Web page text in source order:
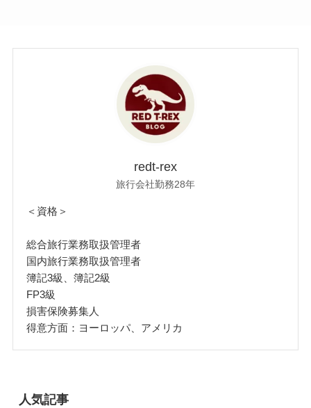
redt-rex
旅行会社勤務28年
＜資格＞
総合旅行業務取扱管理者
国内旅行業務取扱管理者
簿記3級、簿記2級
FP3級
損害保険募集人
得意方面：ヨーロッパ、アメリカ
人気記事